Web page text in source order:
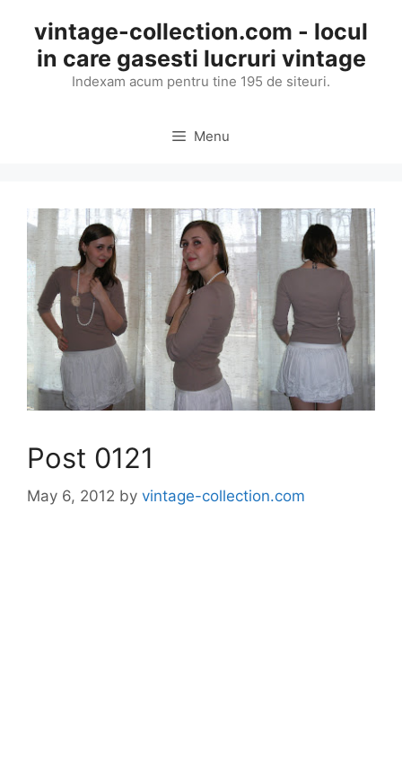
content
vintage-collection.com - locul
in care gasesti lucruri vintage
Indexam acum pentru tine 195 de siteuri.
Menu
Post 0121
May 6, 2012 by vintage-collection.com